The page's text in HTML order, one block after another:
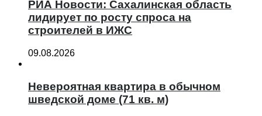
РИА Новости: Сахалинская область
лидирует по росту спроса на
строителей в ИЖС
09.08.2026
Невероятная квартира в обычном
шведской доме (71 кв. м)